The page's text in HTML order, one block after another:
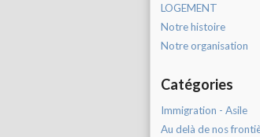
LOGEMENT
Notre histoire
Notre organisation
Catégories
Immigration - Asile
Au delà de nos